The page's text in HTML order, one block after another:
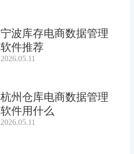
宁波库存电商数据管理
软件推荐
2026.05.11
杭州仓库电商数据管理
软件用什么
2026.05.11